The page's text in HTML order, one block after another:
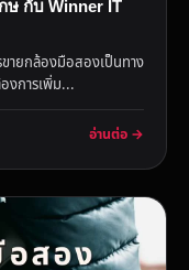
ษ กับ Winner IT
ขายกล้องมือสองเป็นทาง
งการเพิ่ม...
อ่านต่อ →